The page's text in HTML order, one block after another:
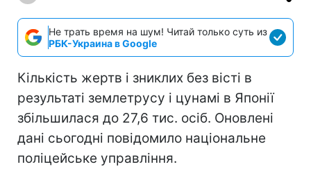
Не трать время на шум! Читай только суть из
РБК-Украина в Google
Кількість жертв і зниклих без вісті в
результаті землетрусу і цунамі в Японії
збільшилася до 27,6 тис. осіб. Оновлені
дані сьогодні повідомило національне
поліцейське управління.